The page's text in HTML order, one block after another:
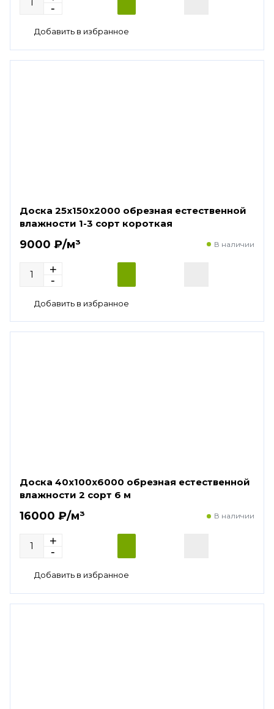
Доска 25х150х2000 обрезная естественной
влажности 1-3 сорт короткая
9000 ₽/м³ В наличии
Доска 40х100х6000 обрезная естественной
влажности 2 сорт 6 м
16000 ₽/м³ В наличии